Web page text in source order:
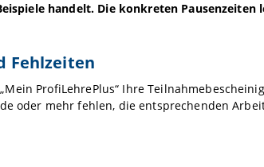
handelt. Die konkreten
Fehlzeiten
ProfiLehrePlus“ Ihre
oder mehr fehlen, die entsprechenden